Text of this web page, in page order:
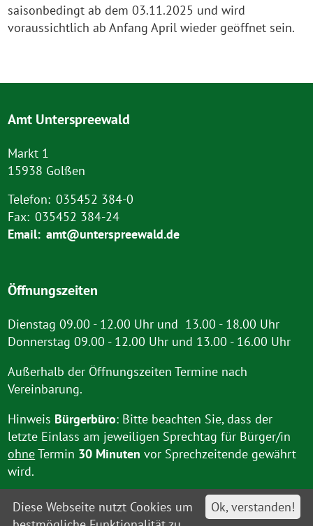
saisonbedingt ab dem 03.11.2025 und wird
voraussichtlich ab Anfang April wieder geöffnet sein.
Amt Unterspreewald
Markt 1
15938 Golßen
Telefon: 035452 384-0
Fax: 035452 384-24
Email: amt@unterspreewald.de
Öffnungszeiten
Dienstag 09.00 - 12.00 Uhr und 13.00 - 18.00 Uhr
Donnerstag 09.00 - 12.00 Uhr und 13.00 - 16.00 Uhr
Außerhalb der Öffnungszeiten Termine nach
Vereinbarung.
Hinweis Bürgerbüro: Bitte beachten Sie, dass der
letzte Einlass am jeweiligen Sprechtag für Bürger/in
ohneTermin 30 Minuten vor Sprechzeitende gewährt
wird.
Ok, verstanden!
Diese Webseite nutzt Cookies um